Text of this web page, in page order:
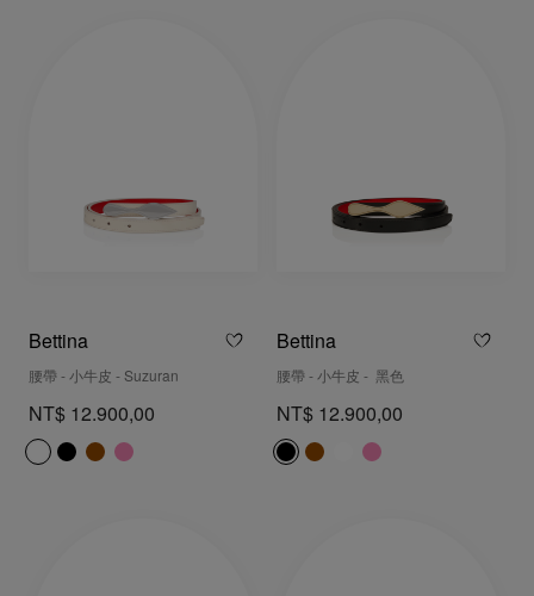
Bettina
腰帶 - 小牛皮 - Suzuran
NT$ 12.900,00
Bettina
腰帶 - 小牛皮 - 黑色
NT$ 12.900,00